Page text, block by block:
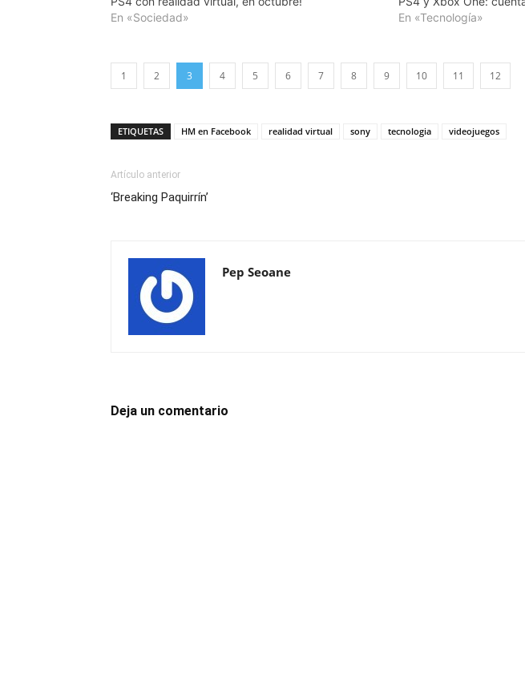
En «Sociedad»
En «Tecnología»
1 2 3 4 5 6 7 8 9 10 11 12
ETIQUETAS HM en Facebook realidad virtual sony tecnologia videojuegos
Artículo anterior
‘Breaking Paquirrín’
Pep Seoane
Deja un comentario